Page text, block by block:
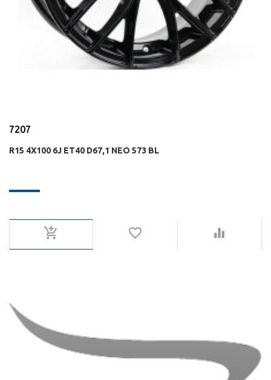
7207
R15 4X100 6J ET40 D67,1 NEO 573 BL